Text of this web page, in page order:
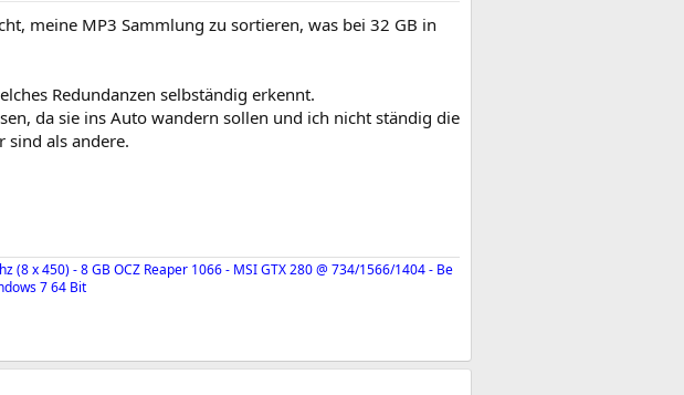
meine MP3 Sammlung zu sortieren, was bei 32 GB in
Redundanzen selbständig erkennt.
da sie ins Auto wandern sollen und ich nicht ständig die
sind als andere.
(8 x 450) - 8 GB OCZ Reaper 1066 - MSI GTX 280 @ 734/1566/1404 - Be
7 64 Bit